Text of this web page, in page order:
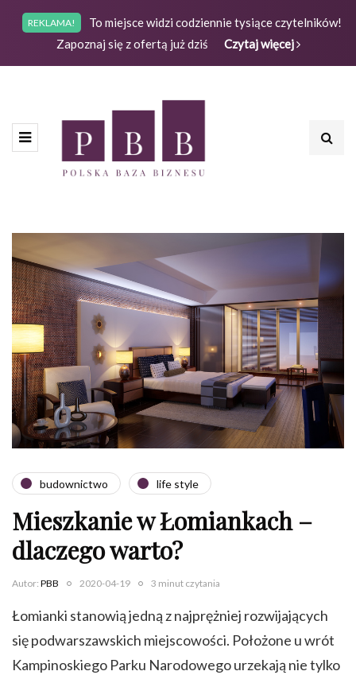
REKLAMA!
To miejsce widzi codziennie tysiące czytelników!
Zapoznaj się z ofertą już dziś
Czytaj więcej
budownictwo life style
Mieszkanie w Łomiankach –
dlaczego warto?
Autor: PBB 2020-04-19 3 minut czytania
Łomianki stanowią jedną z najprężniej rozwijających
się podwarszawskich miejscowości. Położone u wrót
Kampinoskiego Parku Narodowego urzekają nie tylko